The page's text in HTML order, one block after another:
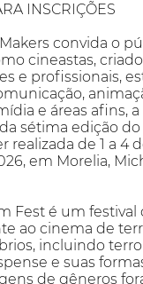
INSCRIÇÕES
convida o
cineastas,
e profissionais,
e áreas afins, a
sétima edição do
realizada de 1 a 4
em Morelia,
Fest é um
ao cinema de
incluindo
e suas
de gêneros